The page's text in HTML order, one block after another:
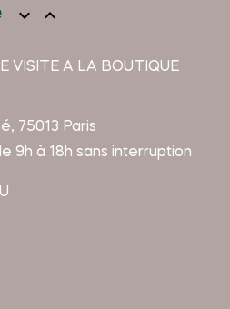
 
VISITE A LA BOUTIQUE
75013 Paris
9h à 18h sans interruption